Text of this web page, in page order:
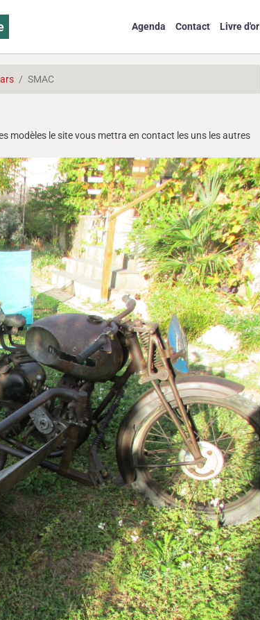
Agenda Contact Livre d'or
SMAC
modèles le site vous mettra en contact les uns les autres